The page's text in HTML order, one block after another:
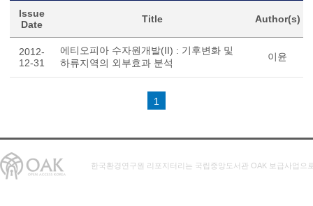
Issue
Date
Title Author(s)
2012-
12-31
에티오피아 수자원개발(II) : 기후변화 및
하류지역의 외부효과 분석
이윤
1
한국환경연구원 리포지터리는 국립중앙도서관 OAK 보급사업